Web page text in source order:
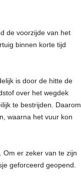
de voorzijde van het
binnen korte tijd
is door de hitte de
over het wegdek
te bestrijden. Daarom
waarna het vuur kon
Om er zeker van te zijn
geforceerd geopend.